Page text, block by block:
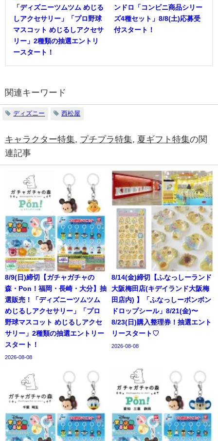
「ディズニーツムツム めじる
しアクセサリー」「プロ野球
マスコット めじるしアクセサ
リー」2種類の抽選エントリ
ースタート！
ンドロ「コンビニ商品シリー
ズ4種セット」8/8(土)応募受
付スタート！
関連キーワード
ディズニー 西松屋
キャラクター特集, プチプラ特集, 夏ギフト特集の関
連記事
8/9(日)締切【ガチャガチャの
森・Pon！福岡・長崎・大分】抽
選販売！「ディズニーツムツム
めじるしアクセサリー」「プロ
野球マスコット めじるしアクセ
サリー」2種類の抽選エントリー
スタート！
2026-08-08
8/14(金)締切【ふなっしーランド
大阪梅田店(キデイランド大阪梅
田店内) 】「ふなっしーボンボン
ドロップシール」8/21(金)〜
8/23(日)購入整理券！抽選エント
リースタート♡
2026-08-08